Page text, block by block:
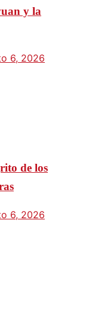
y la
6, 2026
de los
6, 2026